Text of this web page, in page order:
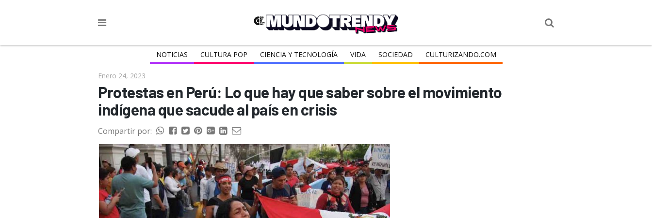
NOTICIAS CULTURA POP CIENCIA Y TECNOLOGÍA VIDA SOCIEDAD CULTURIZANDO.COM
Enero 24, 2023
Protestas en Perú: Lo que hay que saber sobre el movimiento
indígena que sacude al país en crisis
Compartir por: